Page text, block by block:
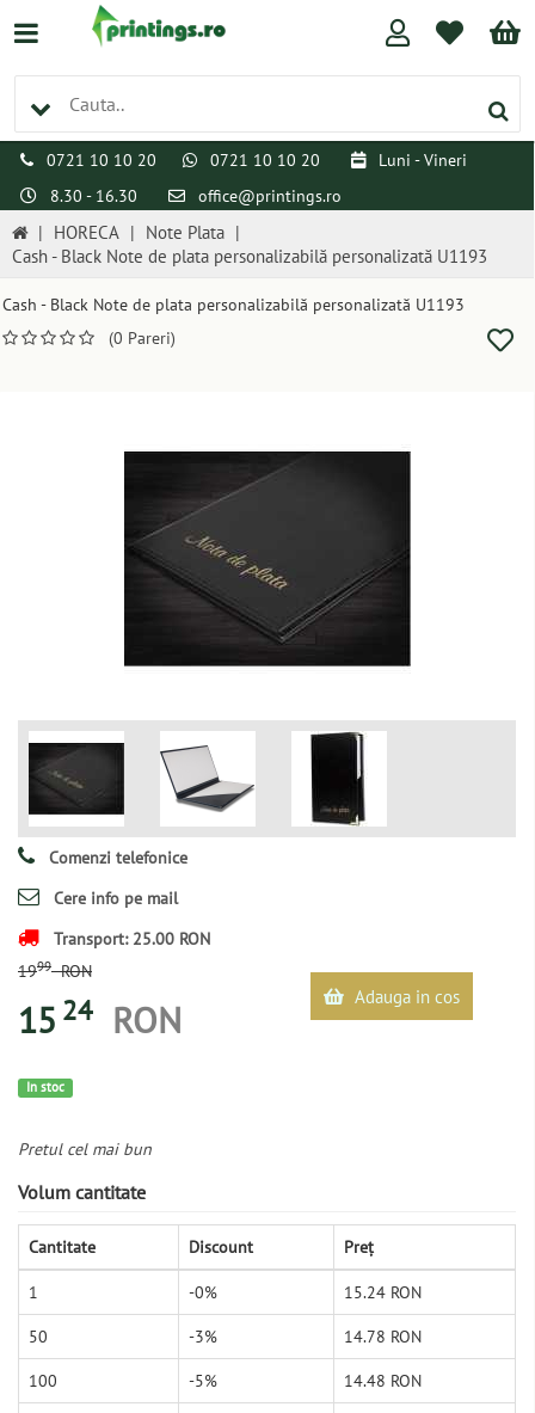
0721 10 10 20 0721 10 10 20
Luni - Vineri
8.30 - 16.30
office@printings.ro
| HORECA | Note Plata |
Cash - Black Note de plata personalizabilă personalizată U1193
Cash - Black Note de plata personalizabilă personalizată U1193
(0 Pareri)
Comenzi telefonice
Cere info pe mail
Transport: 25.00 RON
1999RON
15 24 RON Adauga in cos
In stoc
Pretul cel mai bun
Volum cantitate
Cantitate Discount Preț
1 -0% 15.24 RON
50 -3% 14.78 RON
100 -5% 14.48 RON